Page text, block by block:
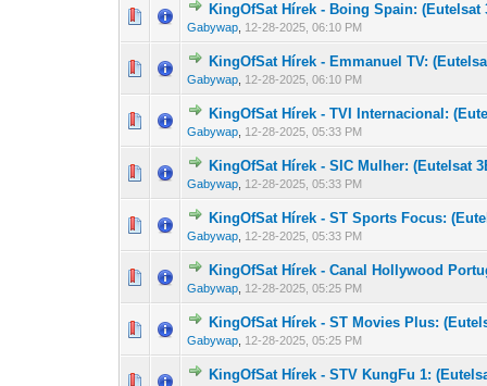
KingOfSat Hírek - Boing Spain: (Eutelsat
Gabywap 12-28-2025, 06:10 PM
0 Szavazat - 01
KingOfSat Hírek - Emmanuel TV:
Gabywap 12-28-2025, 06:10 PM
0 Szavazat - 01
KingOfSat Hírek - TVI Internacional:
Gabywap 12-28-2025, 05:33 PM
0 Szavazat - 01
KingOfSat Hírek - SIC Mulher: (Eutelsat
Gabywap 12-28-2025, 05:33 PM
0 Szavazat - 01
KingOfSat Hírek - ST Sports Focus:
Gabywap 12-28-2025, 05:33 PM
0 Szavazat - 01
KingOfSat Hírek - Canal Hollywood
Gabywap 12-28-2025, 05:25 PM
0 Szavazat - 01
KingOfSat Hírek - ST Movies Plus:
Gabywap 12-28-2025, 05:25 PM
0 Szavazat - 01
KingOfSat Hírek - STV KungFu 1:0 Szavazat - 01